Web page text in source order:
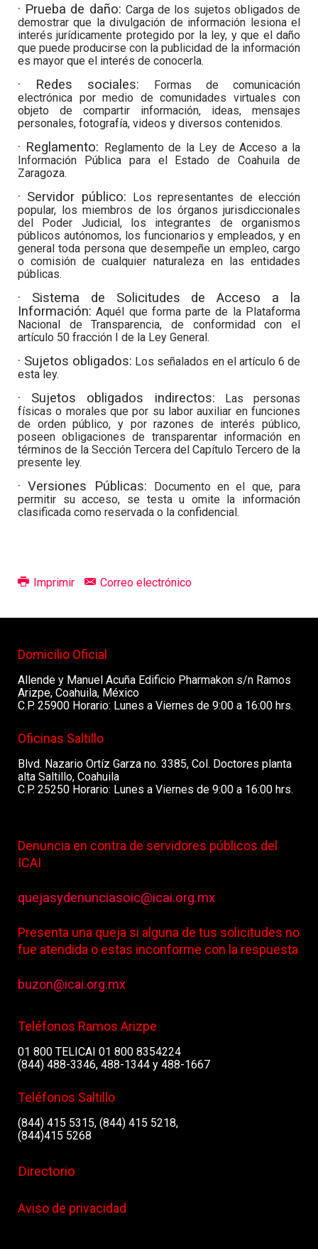
· Prueba de daño: Carga de los sujetos obligados de
demostrar que la divulgación de información lesiona el
interés jurídicamente protegido por la ley, y que el daño
que puede producirse con la publicidad de la información
es mayor que el interés de conocerla.
· Redes sociales:
Formas de comunicación
electrónica por medio de comunidades virtuales con
objeto de compartir información, ideas, mensajes
personales, fotografía, videos y diversos contenidos.
· Reglamento: Reglamento de la Ley de Acceso a la
Información Pública para el Estado de Coahuila de
Zaragoza.
· Servidor público: Los representantes de elección
popular, los miembros de los órganos jurisdiccionales
del Poder Judicial, los integrantes de organismos
públicos autónomos, los funcionarios y empleados, y en
general toda persona que desempeñe un empleo, cargo
o comisión de cualquier naturaleza en las entidades
públicas.
· Sistema de Solicitudes de Acceso a la
Información: Aquél que forma parte de la Plataforma
Nacional de Transparencia, de conformidad con el
artículo 50 fracción I de la Ley General.
· Sujetos obligados: Los señalados en el artículo 6 de
esta ley.
· Sujetos obligados indirectos: Las personas
físicas o morales que por su labor auxiliar en funciones
de orden público, y por razones de interés público,
poseen obligaciones de transparentar información en
términos de la Sección Tercera del Capítulo Tercero de la
presente ley.
· Versiones Públicas:
Documento en el que, para
permitir su acceso, se testa u omite la información
clasificada como reservada o la confidencial.
Imprimir Correo electrónico
Domicilio Oficial
Allende y Manuel Acuña Edificio Pharmakon s/n Ramos
Arizpe, Coahuila, México
C.P. 25900 Horario: Lunes a Viernes de 9:00 a 16:00 hrs.
Oficinas Saltillo
Blvd. Nazario Ortíz Garza no. 3385, Col. Doctores planta
alta Saltillo, Coahuila
C.P. 25250 Horario: Lunes a Viernes de 9:00 a 16:00 hrs.
Denuncia en contra de servidores públicos del
ICAI
quejasydenunciasoic@icai.org.mx
Presenta una queja si alguna de tus solicitudes no
fue atendida o estas inconforme con la respuesta
buzon@icai.org.mx
Teléfonos Ramos Arizpe
01 800 TELICAI 01 800 8354224
(844) 488-3346, 488-1344 y 488-1667
Teléfonos Saltillo
(844) 415 5315, (844) 415 5218,
(844)415 5268
Directorio
Aviso de privacidad